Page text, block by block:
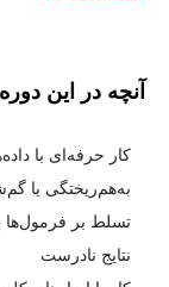
آنچه در این
کار حرفه‌ای با
به‌هم‌ریختگی یا
تسلط بر فرمول‌ها
نتایج نادرست